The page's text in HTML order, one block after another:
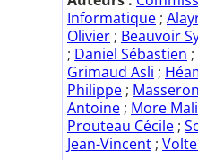
Informatique ;
Olivier ; Beauvoir
; Daniel Sébastien ;
Grimaud Asli ;
Philippe ;
Antoine ; More
Prouteau Cécile ;
Jean-Vincent ;